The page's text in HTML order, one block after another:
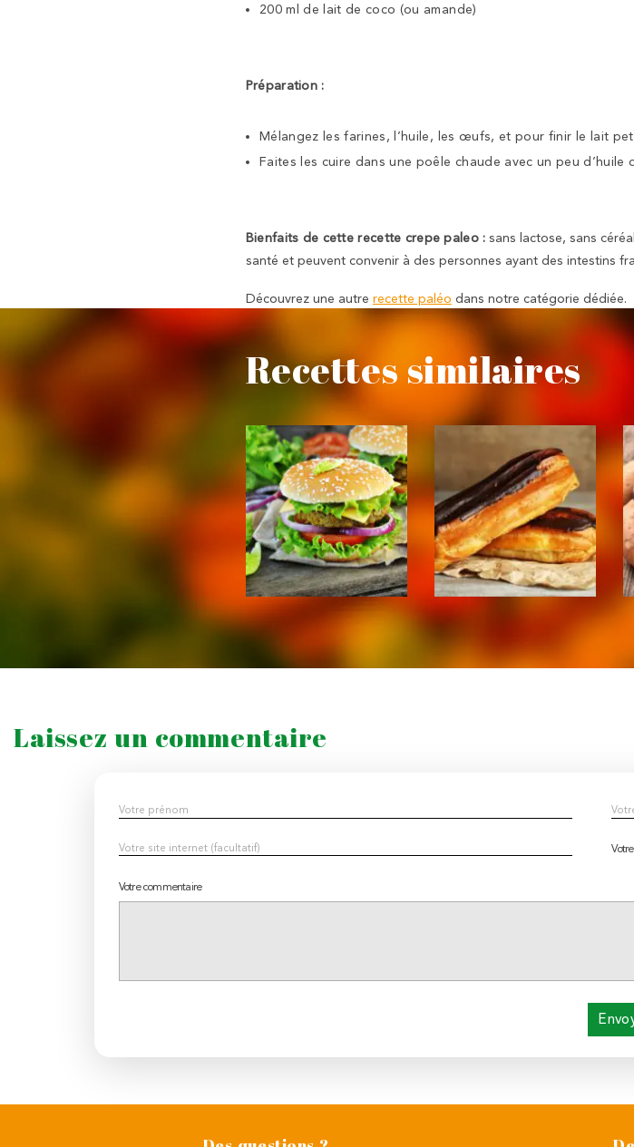
200 ml de lait de coco (ou amande)
Préparation :
Mélangez les farines, l’huile, les œufs, et pour finir le lait
Faites les cuire dans une poêle chaude avec un peu d’huile
Bienfaits de cette recette crepe paleo : sans lactose, sans
santé et peuvent convenir à des personnes ayant des intestins
Découvrez une autre recette paléo dans notre catégorie dédiée.
Recettes similaires
Laissez un commentaire
Votre commentaire